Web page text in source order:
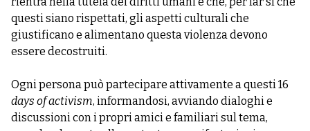
questi siano rispettati, gli aspetti culturali che
giustificano e alimentano questa violenza devono
essere decostruiti.
Ogni persona può partecipare attivamente a questi 16
days of activism, informandosi, avviando dialoghi e
discussioni con i propri amici e familiari sul tema,